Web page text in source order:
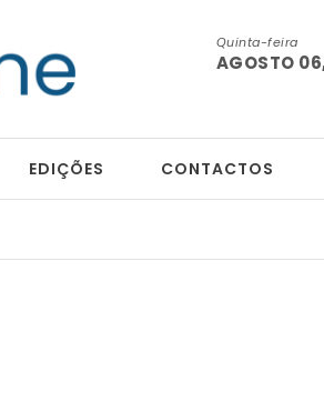
Quinta-feira
AGOSTO
EDIÇÕES CONTACTOS